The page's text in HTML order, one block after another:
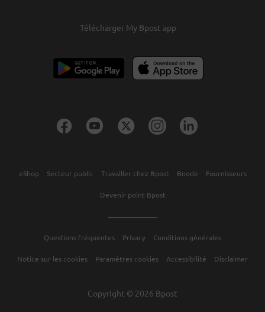
Télécharger My Bpost app
Questions fréquentes Privacy Conditions générales
Notice sur les cookies Paramètres cookies Accessibilité Disclaimer
eShop Secteur public Travailler chez Bpost Bnode Fournisseurs
Devenir point Bpost
Copyright © 2026 Bpost